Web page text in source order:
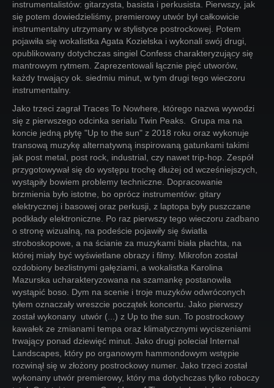
instrumentalistów: gitarzysta, basista i perkusista. Pierwszy, jak
się potem dowiedzieliśmy, premierowy utwór był całkowicie
instrumentalny utrzymany w stylistyce postrockowej. Potem
pojawiła się wokalistka Agata Kozielska i wykonali swój drugi,
opublikowany dotychczas singiel Confess charakteryzujący się
mantrowym rytmem. Zaprezentowali łącznie pięć utworów,
każdy trwający ok. siedmiu minut, w tym drugi tego wieczoru
instrumentalny.
Jako trzeci zagrał Traces To Nowhere, którego nazwa wywodzi
się z pierwszego odcinka serialu Twin Peaks. Grupa ma na
koncie jedną płytę "Up to the sun" z 2018 roku oraz wykonuje
transową muzykę alternatywną inspirowaną gatunkami takimi
jak post metal, post rock, industrial, czy nawet trip-hop. Zespół
przygotowywał się do występu trochę dłużej od wcześniejszych,
wystąpiły bowiem problemy techniczne. Dopracowanie
brzmienia było istotne, bo oprócz instrumentów: gitary
elektrycznej i basowej oraz perkusji, z laptopa były puszczane
podkłady elektroniczne. Po raz pierwszy tego wieczoru zadbano
o stronę wizualną, na podeście pojawiły się światła
stroboskopowe, a na ścianie za muzykami biała płachta, na
której miały być wyświetlane obrazy i filmy. Mikrofon został
ozdobiony bezlistnymi gałęziami, a wokalistka Karolina
Mazurska ucharakteryzowana na szamankę postanowiła
wystąpić boso. Dym na scenie i troje muzyków odwróconych
tyłem oznaczały wreszcie początek koncertu. Jako pierwszy
został wykonany utwór (...) z Up to the sun. To postrockowy
kawałek ze zmianami tempa oraz klimatycznymi wyciszeniami
trwający ponad dziewięć minut. Jako drugi poleciał Internal
Landscapes, który po organowym hammondowym wstępie
rozwinął się w złożony postrockowy numer. Jako trzeci został
wykonany utwór premierowy, który ma dotychczas tylko roboczy